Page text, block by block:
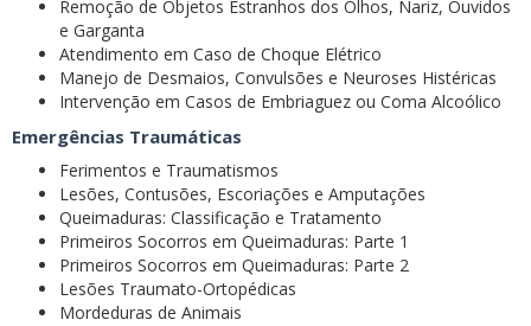
Remoção de Objetos Estranhos dos Olhos, Nariz, Ouvidos
e Garganta
Atendimento em Caso de Choque Elétrico
Manejo de Desmaios, Convulsões e Neuroses Histéricas
Intervenção em Casos de Embriaguez ou Coma Alcoólico
Emergências Traumáticas
Ferimentos e Traumatismos
Lesões, Contusões, Escoriações e Amputações
Queimaduras: Classificação e Tratamento
Primeiros Socorros em Queimaduras: Parte 1
Primeiros Socorros em Queimaduras: Parte 2
Lesões Traumato-Ortopédicas
Mordeduras de Animais